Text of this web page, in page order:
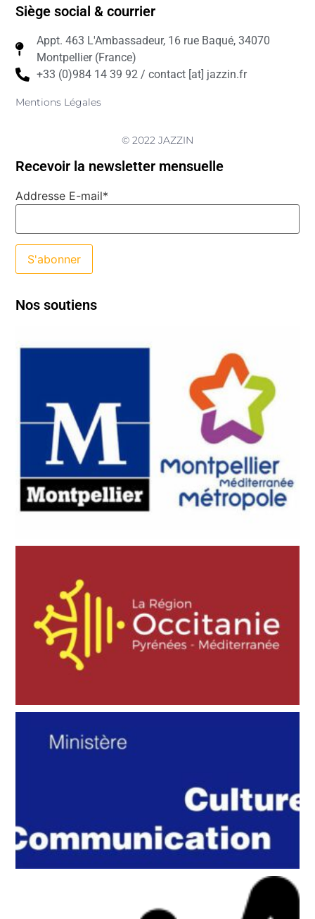
Siège social & courrier
Appt. 463 L'Ambassadeur, 16 rue Baqué, 34070
Montpellier (France)
+33 (0)984 14 39 92 / contact [at] jazzin.fr
Mentions Légales
© 2022 JAZZIN
Recevoir la newsletter mensuelle
Addresse E-mail*
Nos soutiens